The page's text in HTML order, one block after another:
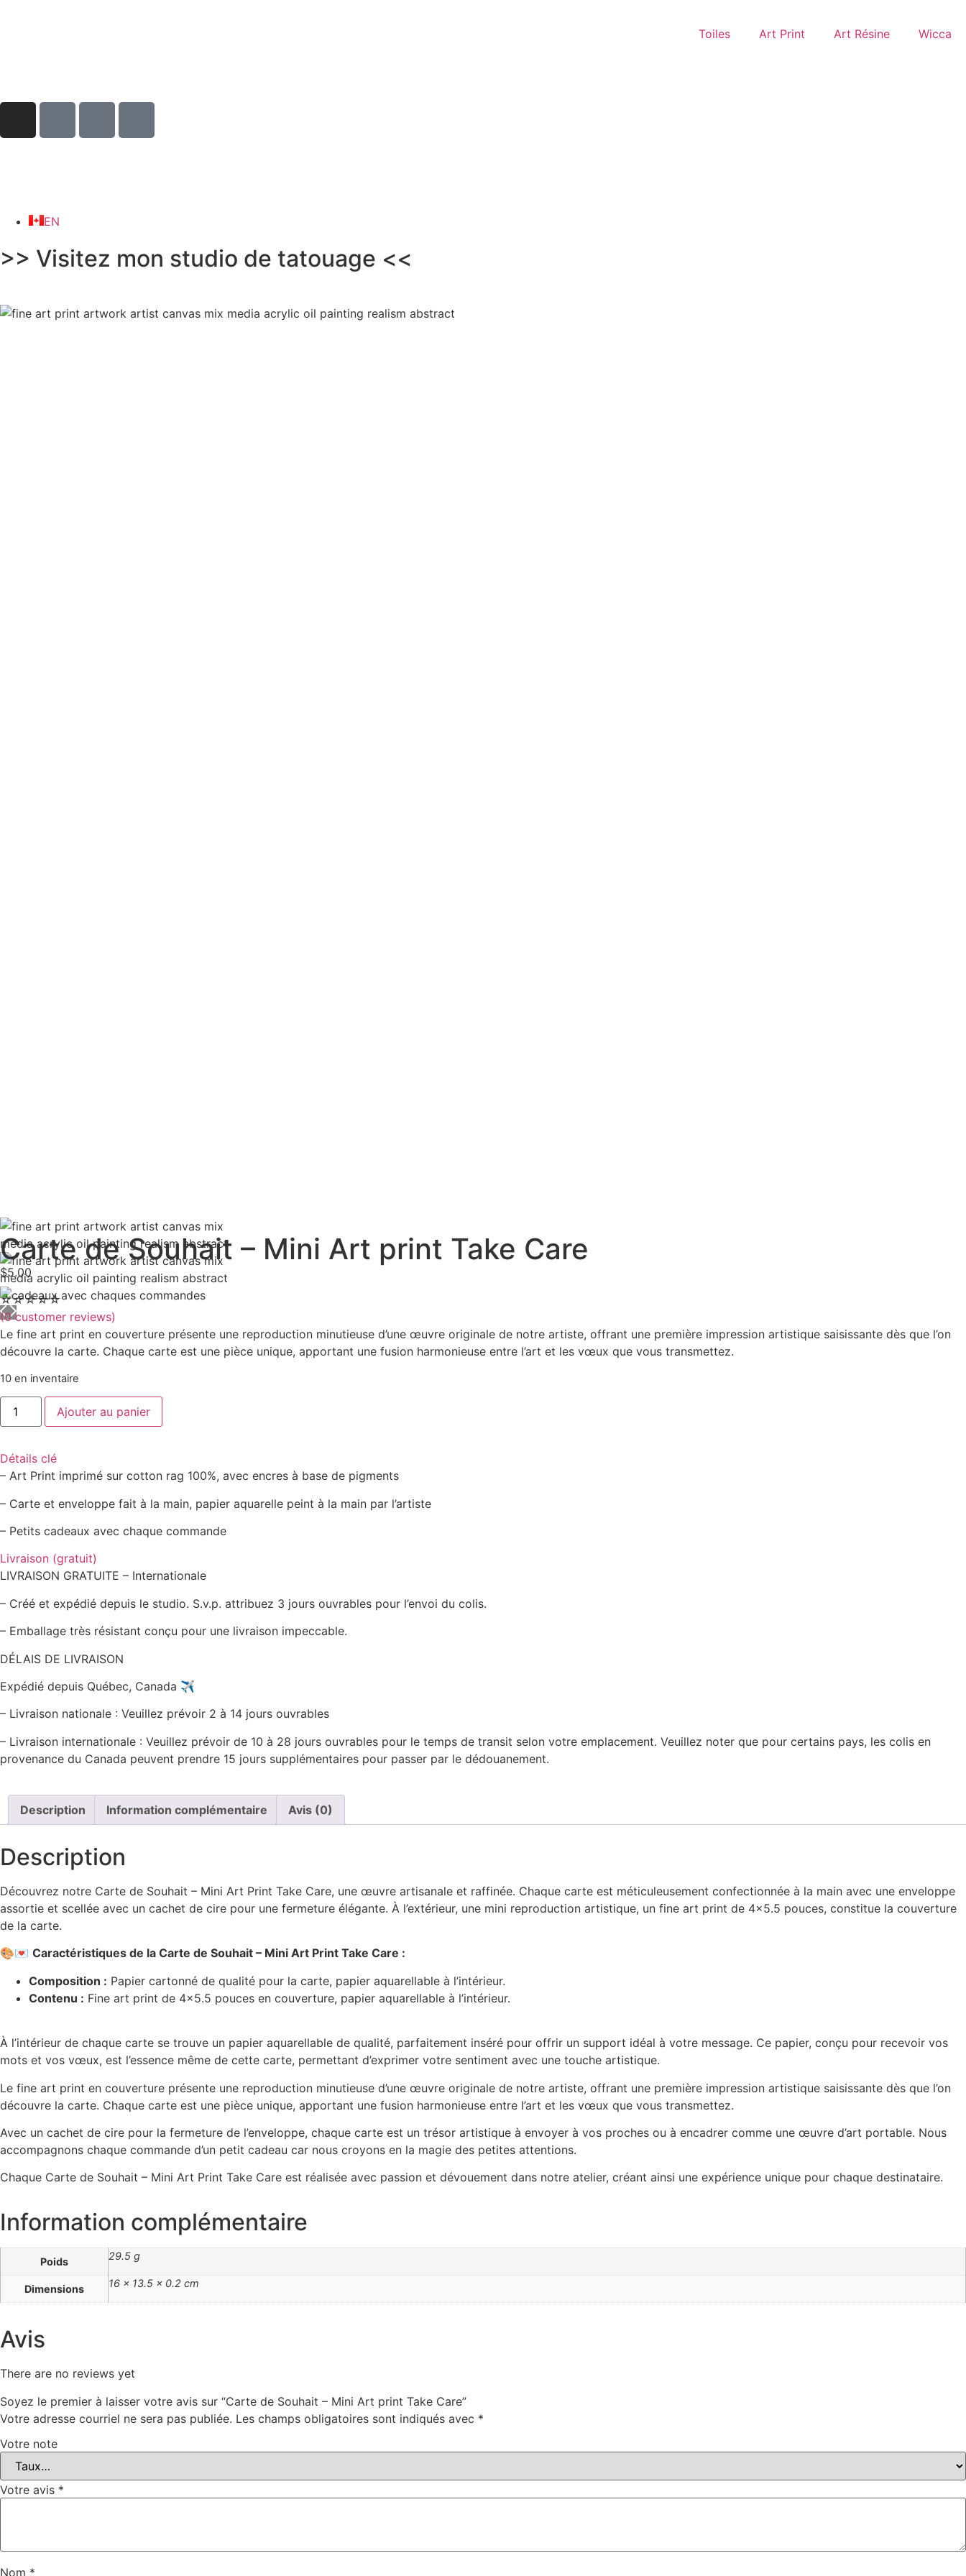
Toiles Art Print Art Résine Wicca
EN
>> Visitez mon studio de tatouage <<
Carte de Souhait – Mini Art print Take Care
$5.00
☆☆☆☆☆
(0customer reviews)
Le fine art print en couverture présente une reproduction minutieuse d’une œuvre originale de notre artiste, offrant une première impression artistique saisissante dès que l’on
découvre la carte. Chaque carte est une pièce unique, apportant une fusion harmonieuse entre l’art et les vœux que vous transmettez.
10 en inventaire
Ajouter au panier
Détails clé
– Art Print imprimé sur cotton rag 100%, avec encres à base de pigments
– Carte et enveloppe fait à la main, papier aquarelle peint à la main par l’artiste
– Petits cadeaux avec chaque commande
Livraison (gratuit)
LIVRAISON GRATUITE – Internationale
– Créé et expédié depuis le studio. S.v.p. attribuez 3 jours ouvrables pour l’envoi du colis.
– Emballage très résistant conçu pour une livraison impeccable.
DÉLAIS DE LIVRAISON
Expédié depuis Québec, Canada ✈️
– Livraison nationale : Veuillez prévoir 2 à 14 jours ouvrables
– Livraison internationale : Veuillez prévoir de 10 à 28 jours ouvrables pour le temps de transit selon votre emplacement. Veuillez noter que pour certains pays, les colis en
provenance du Canada peuvent prendre 15 jours supplémentaires pour passer par le dédouanement.
Description Information complémentaire Avis (0)
Description
Découvrez notre Carte de Souhait – Mini Art Print Take Care, une œuvre artisanale et raffinée. Chaque carte est méticuleusement confectionnée à la main avec une enveloppe
assortie et scellée avec un cachet de cire pour une fermeture élégante. À l’extérieur, une mini reproduction artistique, un fine art print de 4×5.5 pouces, constitue la couverture
de la carte.
🎨💌 Caractéristiques de la Carte de Souhait – Mini Art Print Take Care :
Composition : Papier cartonné de qualité pour la carte, papier aquarellable à l’intérieur.
Contenu : Fine art print de 4×5.5 pouces en couverture, papier aquarellable à l’intérieur.
À l’intérieur de chaque carte se trouve un papier aquarellable de qualité, parfaitement inséré pour offrir un support idéal à votre message. Ce papier, conçu pour recevoir vos
mots et vos vœux, est l’essence même de cette carte, permettant d’exprimer votre sentiment avec une touche artistique.
Le fine art print en couverture présente une reproduction minutieuse d’une œuvre originale de notre artiste, offrant une première impression artistique saisissante dès que l’on
découvre la carte. Chaque carte est une pièce unique, apportant une fusion harmonieuse entre l’art et les vœux que vous transmettez.
Avec un cachet de cire pour la fermeture de l’enveloppe, chaque carte est un trésor artistique à envoyer à vos proches ou à encadrer comme une œuvre d’art portable. Nous
accompagnons chaque commande d’un petit cadeau car nous croyons en la magie des petites attentions.
Chaque Carte de Souhait – Mini Art Print Take Care est réalisée avec passion et dévouement dans notre atelier, créant ainsi une expérience unique pour chaque destinataire.
Information complémentaire
Poids 29.5 g
Dimensions 16 × 13.5 × 0.2 cm
Avis
There are no reviews yet
Soyez le premier à laisser votre avis sur “Carte de Souhait – Mini Art print Take Care”
Votre adresse courriel ne sera pas publiée. Les champs obligatoires sont indiqués avec *
Votre note
Votre avis *
Nom *